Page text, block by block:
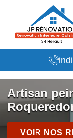
Artisan
VOIR NOS